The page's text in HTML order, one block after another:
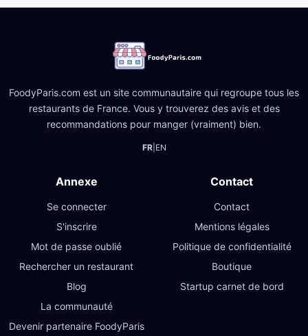
FoodyParis.com est un site communautaire qui regroupe tous les
restaurants de France. Vous y trouverez des avis et des
recommandations pour manger (vraiment) bien.
FR| EN
Annexe
Se connecter
S'inscrire
Mot de passe oublié
Rechercher un restaurant
Blog
La communauté
Devenir partenaire FoodyParis
Contact
Contact
Mentions légales
Politique de confidentialité
Boutique
Startup carnet de bord